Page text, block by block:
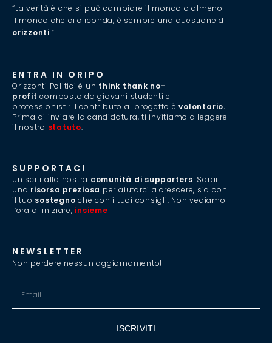
“La verità è che si può cambiare il mondo o almeno
il mondo che ci circonda, è sempre una questione di
orizzonti.”
ENTRA IN ORIPO
Orizzonti Politici è un think thank no-
profit composto da giovani studenti e
professionisti: il contributo al progetto èvolontario.
Prima di inviare la candidatura, ti invitiamo a leggere
il nostro statuto.
SUPPORTACI
Unisciti alla nostra comunità di supporters. Sarai
una risorsa preziosa per aiutarci a crescere, sia con
il tuo sostegno che con i tuoi consigli. Non vediamo
l’ora di iniziare, insieme
NEWSLETTER
Non perdere nessun aggiornamento!
ISCRIVITI